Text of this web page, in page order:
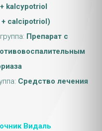
kalcypotriol
calcipotriol)
Препарат с
Средство лечения
Видаль